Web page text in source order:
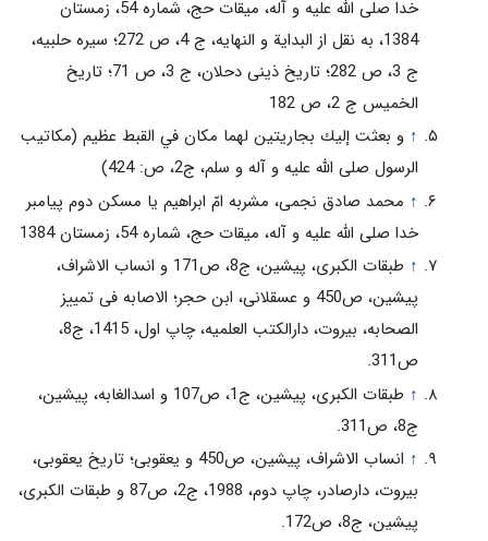
خدا صلی الله علیه و آله‌، میقات حج، شماره 54، زمستان
1384، به نقل از البدایة و النهایه، ج 4، ص 272؛ سیره حلبیه،
ج 3، ص 282؛ تاریخ ذینی دحلان، ج 3، ص 71؛ تاریخ
الخمیس ج 2، ص 182
↑ و بعثت إليك بجاريتين لهما مكان في القبط عظيم‏ (مكاتيب
الرسول صلى الله عليه و آله و سلم، ج‏2، ص: 424)
↑ محمد صادق نجمی، مشربه امّ ابراهیم یا مسکن دوم پیامبر
خدا صلی الله علیه و آله‌، میقات حج، شماره 54، زمستان 1384
↑
طبقات الکبری، پیشین، ج8، ص171 و انساب الاشراف،
پیشین، ص450 و عسقلانی، ابن حجر؛ الاصابه فی تمییز
الصحابه، بیروت، دارالکتب العلمیه، چاپ اول، 1415، ج8،
ص311.
↑
طبقات الکبری، پیشین، ج1، ص107 و اسدالغابه، پیشین،
ج8، ص311.
↑
انساب الاشراف، پیشین، ص450 و یعقوبی؛ تاریخ یعقوبی،
بیروت، دارصادر، چاپ دوم، 1988، ج2، ص87 و طبقات الکبری،
پیشین، ج8، ص172.